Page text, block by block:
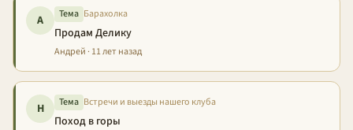
А Тема Барахолка
Продам Делику
Андрей · 11 лет назад
Н Тема Встречи и выезды нашего клуба
Поход в горы